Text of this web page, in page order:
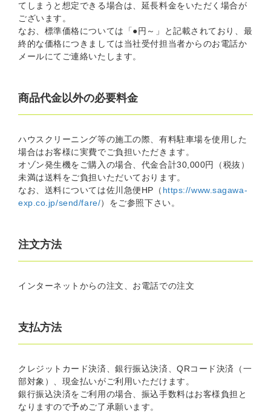
てしまうと想定できる場合は、延長料金をいただく場合が
ございます。
なお、標準価格については「●円～」と記載されており、最
終的な価格につきましては当社受付担当者からのお電話か
メールにてご連絡いたします。
商品代金以外の必要料金
ハウスクリーニング等の施工の際、有料駐車場を使用した
場合はお客様に実費でご負担いただきます。
オゾン発生機をご購入の場合、代金合計30,000円（税抜）
未満は送料をご負担いただいております。
なお、送料については佐川急便HP（ https://www.sagawa-
exp.co.jp/send/fare/）をご参照下さい。
注文方法
インターネットからの注文、お電話での注文
支払方法
クレジットカード決済、銀行振込決済、QRコード決済（一
部対象）、現金払いがご利用いただけます。
銀行振込決済をご利用の場合、振込手数料はお客様負担と
なりますので予めご了承願います。